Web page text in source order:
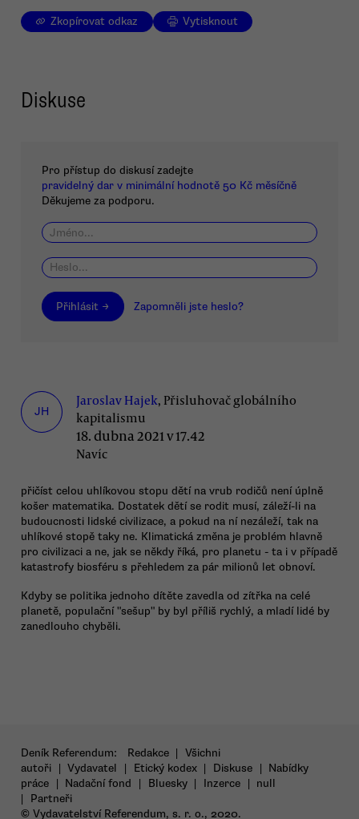
Zkopírovat odkaz Vytisknout
Diskuse
Pro přístup do diskusí zadejte
pravidelný dar v minimální hodnotě 50 Kč měsíčně
Děkujeme za podporu.
Přihlásit → Zapomněli jste heslo?
JH
Jaroslav Hajek, Přisluhovač globálního
kapitalismu
18. dubna 2021 v 17.42
Navíc
přičíst celou uhlíkovou stopu dětí na vrub rodičů není úplně
košer matematika. Dostatek dětí se rodit musí, záleží-li na
budoucnosti lidské civilizace, a pokud na ní nezáleží, tak na
uhlíkové stopě taky ne. Klimatická změna je problém hlavně
pro civilizaci a ne, jak se někdy říká, pro planetu - ta i v případě
katastrofy biosféru s přehledem za pár milionů let obnoví.
Kdyby se politika jednoho dítěte zavedla od zítřka na celé
planetě, populační "sešup" by byl příliš rychlý, a mladí lidé by
zanedlouho chyběli.
Deník Referendum: Redakce | Všichni
autoři | Vydavatel | Etický kodex | Diskuse | Nabídky
práce | Nadační fond | Bluesky | Inzerce | null
|
Partneři
© Vydavatelství Referendum, s. r. o., 2020.